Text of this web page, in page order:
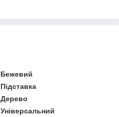
Бежевий
Підставка
Дерево
Універсальний